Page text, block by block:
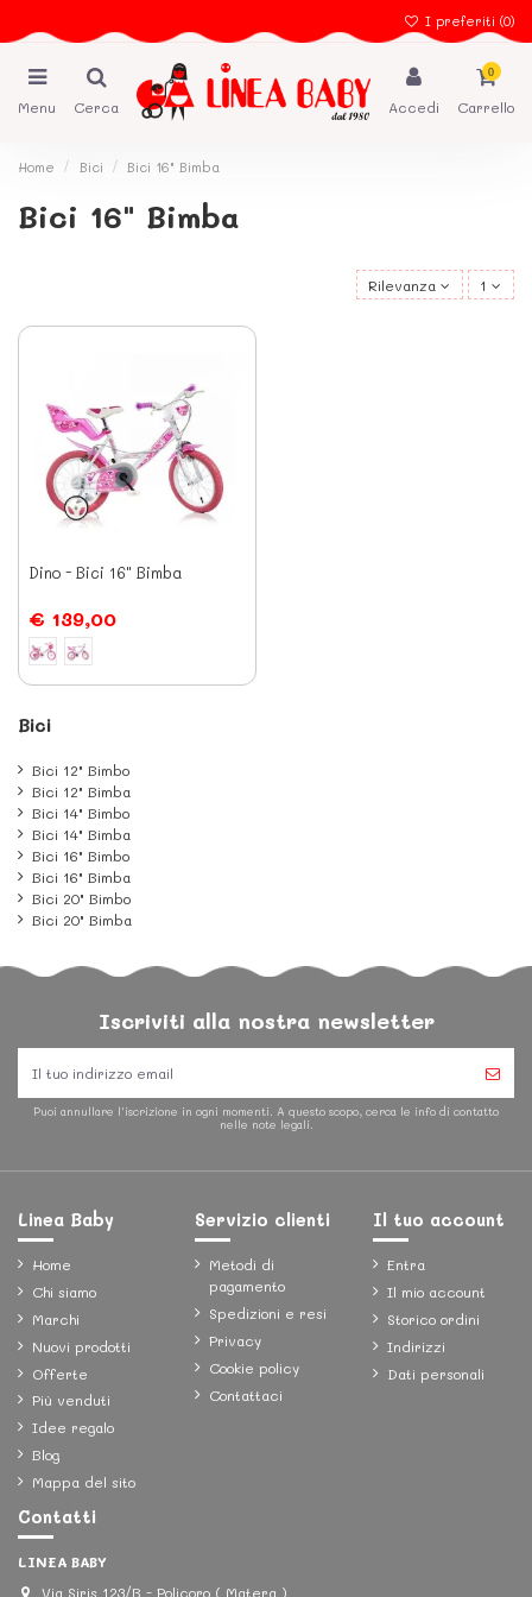
I preferiti (0)
Menu Cerca Accedi
0
Carrello
Home Bici Bici 16" Bimba
Bici 16" Bimba
Rilevanza 1
Dino - Bici 16" Bimba
€ 139,00
Bici
Bici 12" Bimbo
Bici 12" Bimba
Bici 14" Bimbo
Bici 14" Bimba
Bici 16" Bimbo
Bici 16" Bimba
Bici 20" Bimbo
Bici 20" Bimba
Iscriviti alla nostra newsletter
Puoi annullare l'iscrizione in ogni momenti. A questo scopo, cerca le info di contatto
nelle note legali.
Linea Baby
Home
Chi siamo
Marchi
Nuovi prodotti
Offerte
Più venduti
Idee regalo
Blog
Mappa del sito
Servizio clienti
Metodi di
pagamento
Spedizioni e resi
Privacy
Cookie policy
Contattaci
Il tuo account
Entra
Il mio account
Storico ordini
Indirizzi
Dati personali
Contatti
LINEA BABY
Via Siris 123/B - Policoro ( Matera )